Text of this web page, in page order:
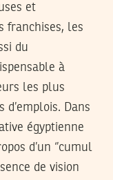
et
franchises, les
du
à
les plus
Dans
égyptienne
d’un ‘’cumul
de vision